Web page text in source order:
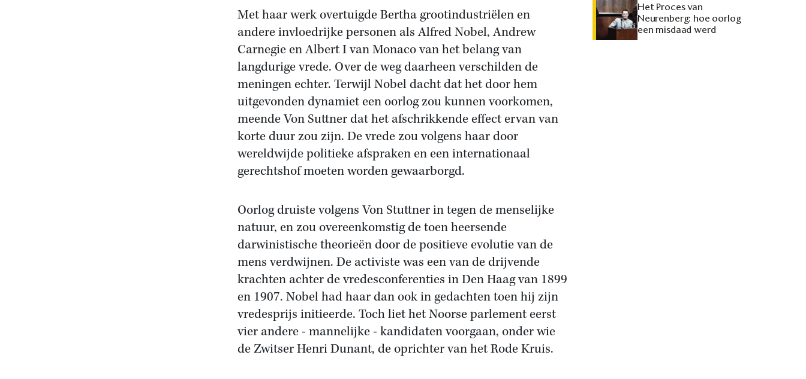
Met haar werk overtuigde Bertha grootindustriëlen en
andere invloedrijke personen als Alfred Nobel, Andrew
Carnegie en Albert I van Monaco van het belang van
langdurige vrede. Over de weg daarheen verschilden de
meningen echter. Terwijl Nobel dacht dat het door hem
uitgevonden dynamiet een oorlog zou kunnen voorkomen,
meende Von Suttner dat het afschrikkende effect ervan van
korte duur zou zijn. De vrede zou volgens haar door
wereldwijde politieke afspraken en een internationaal
gerechtshof moeten worden gewaarborgd.
Oorlog druiste volgens Von Stuttner in tegen de menselijke
natuur, en zou overeenkomstig de toen heersende
darwinistische theorieën door de positieve evolutie van de
mens verdwijnen. De activiste was een van de drijvende
krachten achter de vredesconferenties in Den Haag van 1899
en 1907. Nobel had haar dan ook in gedachten toen hij zijn
vredesprijs initieerde. Toch liet het Noorse parlement eerst
vier andere - mannelijke - kandidaten voorgaan, onder wie
de Zwitser Henri Dunant, de oprichter van het Rode Kruis.
Het Proces van
Neurenberg: hoe oorlog
een misdaad werd